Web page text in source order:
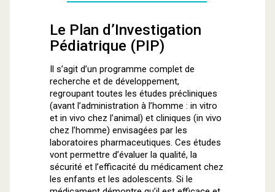
Le Plan d’Investigation
Pédiatrique (PIP)
Il s’agit d’un programme complet de
recherche et de développement,
regroupant toutes les études précliniques
(avant l’administration à l’homme : in vitro
et in vivo chez l’animal) et cliniques (in vivo
chez l’homme) envisagées par les
laboratoires pharmaceutiques. Ces études
vont permettre d’évaluer la qualité, la
sécurité et l’efficacité du médicament chez
les enfants et les adolescents. Si le